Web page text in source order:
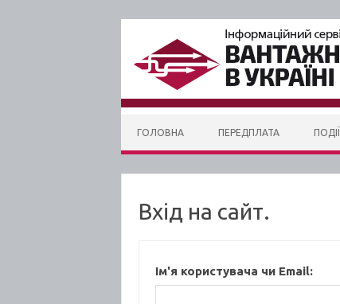
ГОЛОВНА ПЕРЕДПЛАТА ПОДІЇ
Вхід на сайт.
Ім'я користувача чи Email: